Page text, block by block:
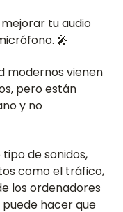
tu audio
🎤
modernos vienen
pero están
y no
de sonidos,
como el tráfico,
los ordenadores
hacer que